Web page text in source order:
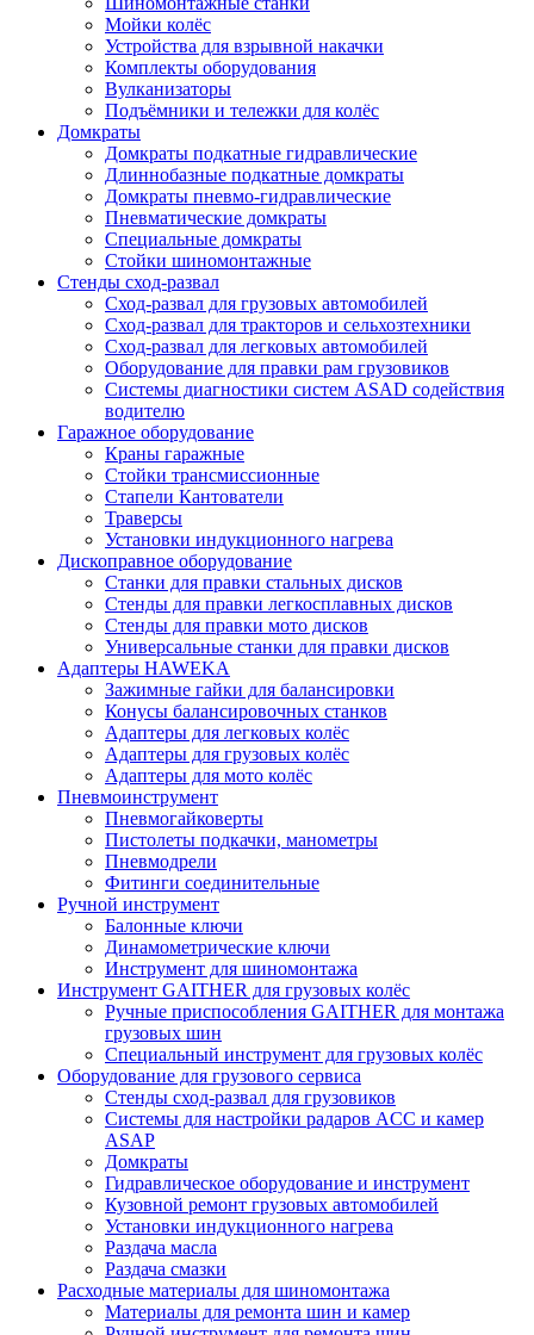
Мойки колёс
Устройства для взрывной накачки
Комплекты оборудования
Вулканизаторы
Подъёмники и тележки для колёс
Домкраты
Домкраты подкатные гидравлические
Длиннобазные подкатные домкраты
Домкраты пневмо-гидравлические
Пневматические домкраты
Специальные домкраты
Стойки шиномонтажные
Стенды сход-развал
Сход-развал для грузовых автомобилей
Сход-развал для тракторов и сельхозтехники
Сход-развал для легковых автомобилей
Оборудование для правки рам грузовиков
Системы диагностики систем ASAD содействия
водителю
Гаражное оборудование
Краны гаражные
Стойки трансмиссионные
Стапели Кантователи
Траверсы
Установки индукционного нагрева
Дископравное оборудование
Станки для правки стальных дисков
Стенды для правки легкосплавных дисков
Стенды для правки мото дисков
Универсальные станки для правки дисков
Адаптеры HAWEKA
Зажимные гайки для балансировки
Конусы балансировочных станков
Адаптеры для легковых колёс
Адаптеры для грузовых колёс
Адаптеры для мото колёс
Пневмоинструмент
Пневмогайковерты
Пистолеты подкачки, манометры
Пневмодрели
Фитинги соединительные
Ручной инструмент
Балонные ключи
Динамометрические ключи
Инструмент для шиномонтажа
Инструмент GAITHER для грузовых колёс
Ручные приспособления GAITHER для монтажа
грузовых шин
Специальный инструмент для грузовых колёс
Оборудование для грузового сервиса
Стенды сход-развал для грузовиков
Системы для настройки радаров ACC и камер
ASAP
Домкраты
Гидравлическое оборудование и инструмент
Кузовной ремонт грузовых автомобилей
Установки индукционного нагрева
Раздача масла
Раздача смазки
Расходные материалы для шиномонтажа
Материалы для ремонта шин и камер